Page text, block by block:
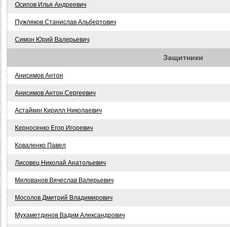
Осипов Илья Андреевич
Пужляков Станислав Альбертович
Симон Юрий Валерьевич
Защитники
Анисимов Антон
Анисимов Антон Сергеевич
Астайкин Кирилл Николаевич
Керносенко Егор Игоревич
Коваленко Павел
Лисовец Николай Анатольевич
Милованов Вячеслав Валерьевич
Мосолов Дмитрий Владимирович
Мухаметдинов Вадим Александрович